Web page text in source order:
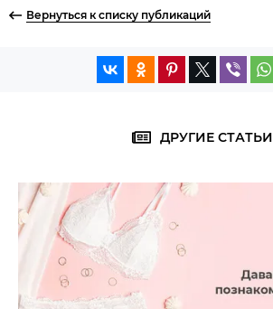
Вернуться к списку публикаций
ДРУГИЕ СТАТЬИ